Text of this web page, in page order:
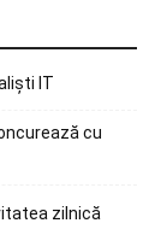
IT
cu
zilnică